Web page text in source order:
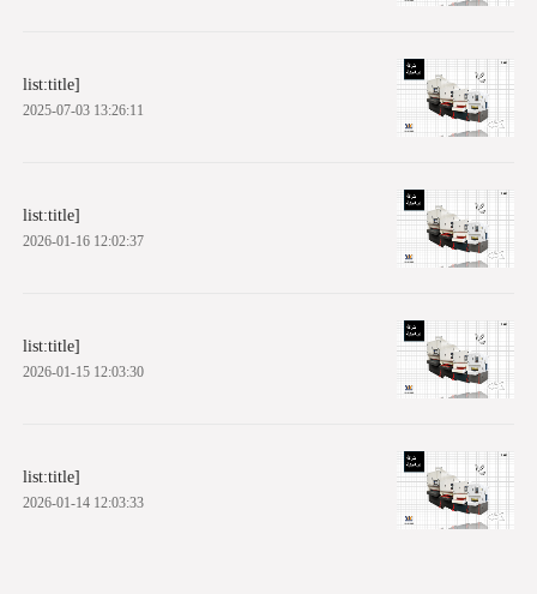
list:title]
2025-07-03 13:26:11
list:title]
2026-01-16 12:02:37
list:title]
2026-01-15 12:03:30
list:title]
2026-01-14 12:03:33